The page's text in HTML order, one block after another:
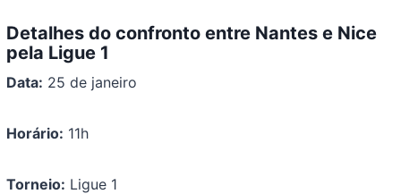
Detalhes do confronto entre Nantes e Nice
pela Ligue 1
Data: 25 de janeiro
Horário: 11h
Torneio: Ligue 1